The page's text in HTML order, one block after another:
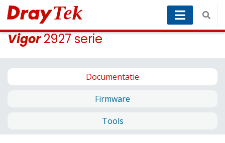
Vigor2927 serie
Documentatie
Firmware
Tools